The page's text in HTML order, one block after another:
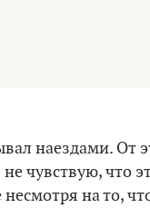
наездами. От
чувствую, что
на то,